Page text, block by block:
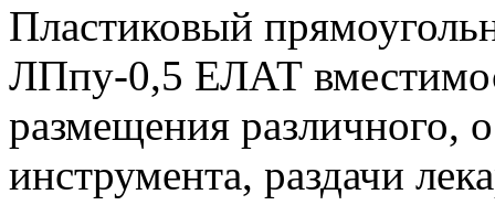
Пластиковый
ЛПпу-0,5 ЕЛАТ
размещения различного,
инструмента, раздачи